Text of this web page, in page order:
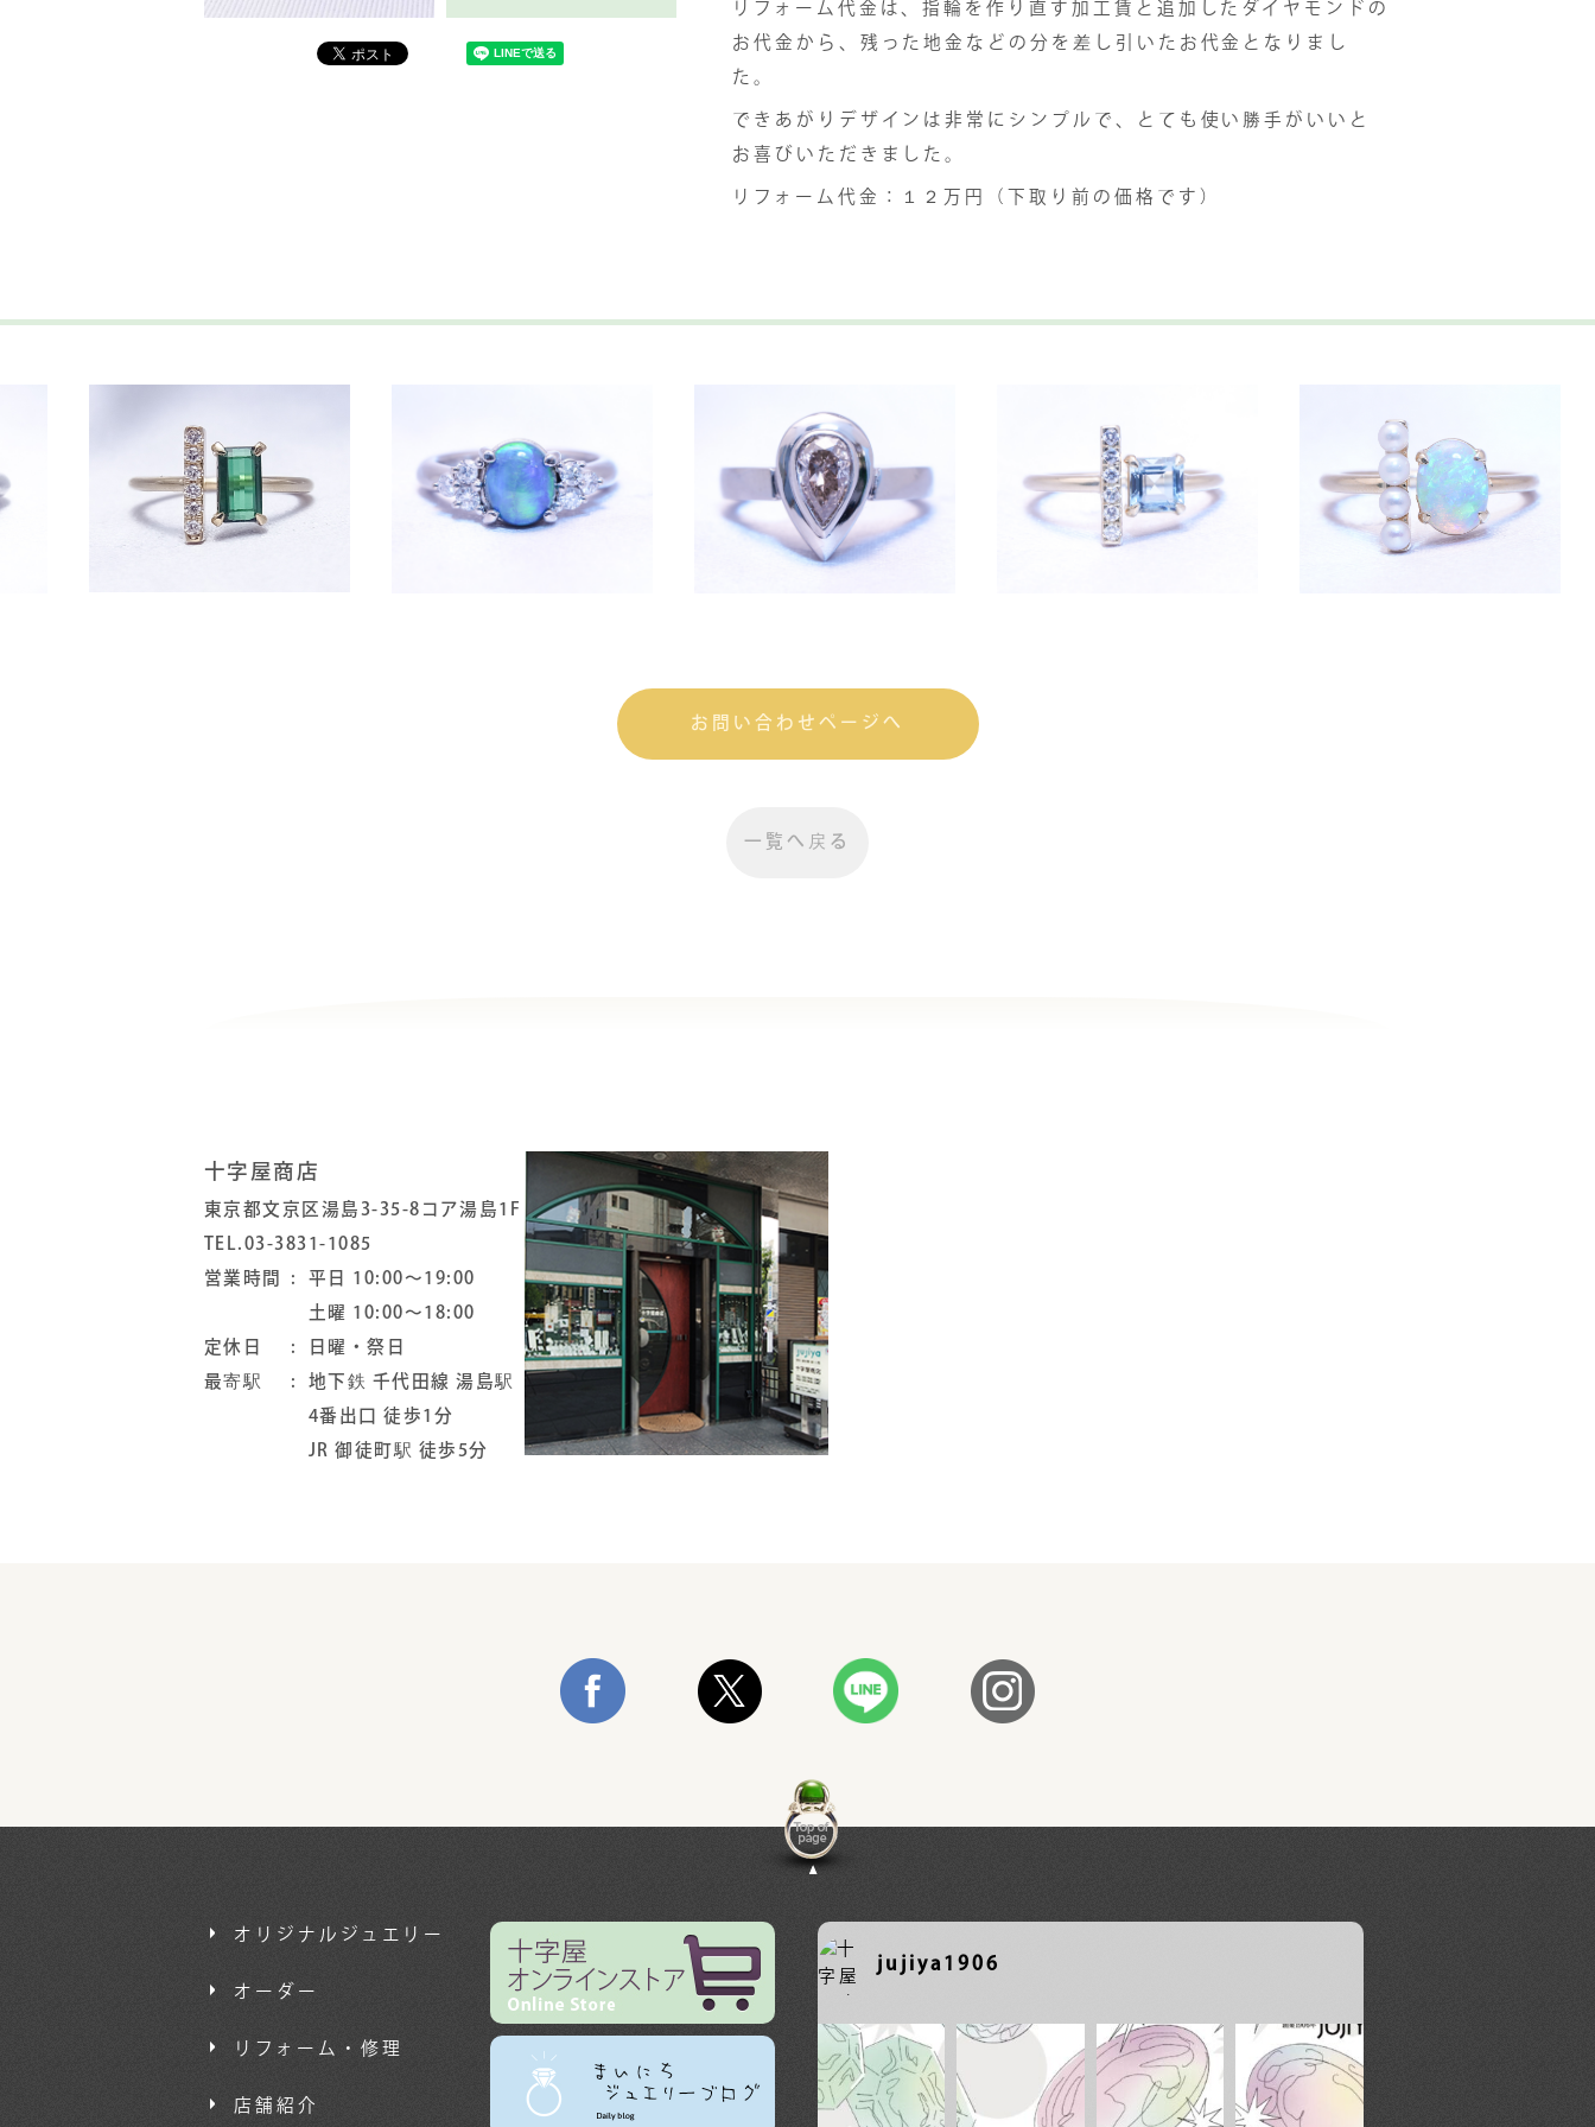
リフォーム代金は、指輪を作り直す加工賃と追加したダイヤモンドの
お代金から、残った地金などの分を差し引いたお代金となりまし
た。
できあがりデザインは非常にシンプルで、とても使い勝手がいいと
お喜びいただきました。
リフォーム代金：１２万円（下取り前の価格です）
お問い合わせページへ
一覧へ戻る
十字屋商店
東京都文京区湯島3-35-8コア湯島1F
TEL.03-3831-1085
営業時間
平日 10:00～19:00
土曜 10:00～18:00
定休日
日曜・祭日
最寄駅
地下鉄 千代田線 湯島駅
4番出口 徒歩1分
JR 御徒町駅 徒歩5分
オリジナルジュエリー
オーダー
リフォーム・修理
店舗紹介
jujiya1906